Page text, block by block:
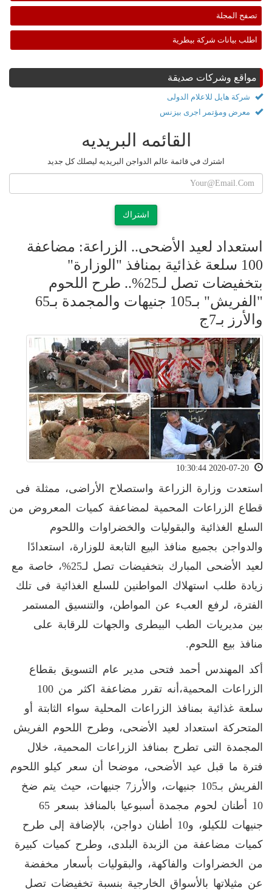
تصفح المجلة
اطلب بيانات شركة بيطرية
مواقع وشركات صديقة
شركة هايل للاعلام الدولى
معرض ومؤتمر اجرى بيزنس
القائمه البريديه
اشترك في قائمة عالم الدواجن البريديه ليصلك كل جديد
اشتراك
استعداد لعيد الأضحى.. الزراعة: مضاعفة
100 سلعة غذائية بمنافذ "الوزارة"
بتخفيضات تصل لـ25%.. طرح اللحوم
"الفريش" بـ105 جنيهات والمجمدة بـ65
والأرز بـ7ج
استعدت وزارة الزراعة واستصلاح الأراضى، ممثلة فى
قطاع الزراعات المحمية لمضاعفة كميات المعروض من
السلع الغذائية والبقوليات والخضراوات واللحوم
والدواجن بجميع منافذ البيع التابعة للوزارة، استعدادًا
لعيد الأضحى المبارك بتخفيضات تصل لـ25%، خاصة مع
زيادة طلب استهلاك المواطنين للسلع الغذائية فى تلك
الفترة، لرفع العبء عن المواطن، والتنسيق المستمر
بين مديريات الطب البيطرى والجهات للرقابة على
منافذ بيع اللحوم.
أكد المهندس أحمد فتحى مدير عام التسويق بقطاع
الزراعات المحمية،أنه تقرر مضاعفة اكثر من 100
سلعة غذائية بمنافذ الزراعات المحلية سواء الثابتة أو
المتحركة استعداد لعيد الأضحى، وطرح اللحوم الفريش
المجمدة التى تطرح بمنافذ الزراعات المحمية، خلال
فترة ما قبل عيد الأضحى، موضحا أن سعر كيلو اللحوم
الفريش بـ105 جنيهات، والأرز7 جنيهات، حيث يتم ضخ
10 أطنان لحوم مجمدة أسبوعيا بالمنافذ بسعر 65
جنيهات للكيلو، و10 أطنان دواجن، بالإضافة إلى طرح
كميات مضاعفة من الزبدة البلدى، وطرح كميات كبيرة
من الخضراوات والفاكهة، والبقوليات بأسعار مخفضة
عن مثيلاتها بالأسواق الخارجية بنسبة تخفيضات تصل